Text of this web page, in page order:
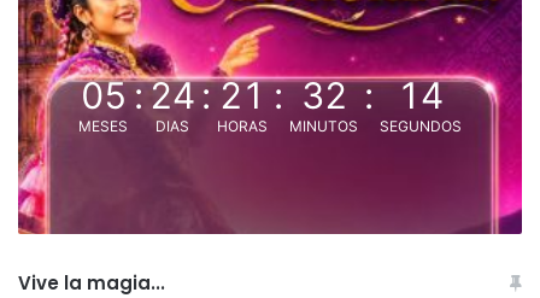
05
MESES
:24
DIAS
:21
HORAS
: 32
MINUTOS
: 14
SEGUNDOS
Vive la magia...